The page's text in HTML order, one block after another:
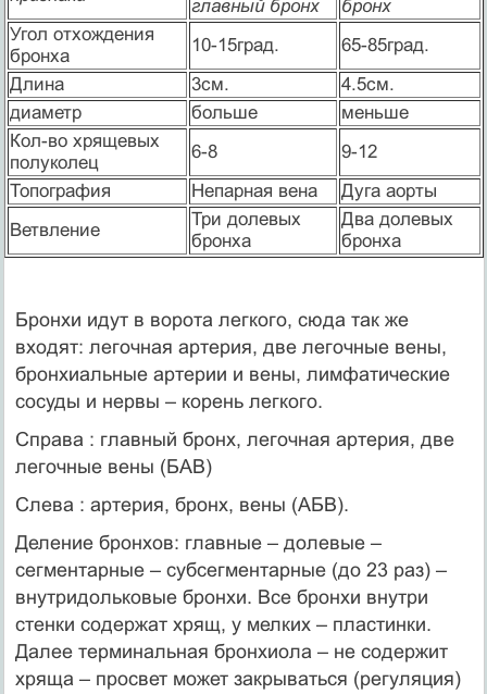
главный бронх
бронх
Угол отхождения
бронха
10-15град.
65-85град.
Длина
3см.
4.5см.
диаметр
больше
меньше
Кол-во хрящевых
полуколец
6-8
9-12
Топография
Непарная вена
Дуга аорты
Ветвление
Три долевых
бронха
Два долевых
бронха
Бронхи идут в ворота легкого, сюда так же
входят: легочная артерия, две легочные вены,
бронхиальные артерии и вены, лимфатические
сосуды и нервы – корень легкого.
Справа : главный бронх, легочная артерия, две
легочные вены (БАВ)
Слева : артерия, бронх, вены (АБВ).
Деление бронхов: главные – долевые –
сегментарные – субсегментарные (до 23 раз) –
внутридольковые бронхи. Все бронхи внутри
стенки содержат хрящ, у мелких – пластинки.
Далее терминальная бронхиола – не содержит
хряща – просвет может закрываться (регуляция)